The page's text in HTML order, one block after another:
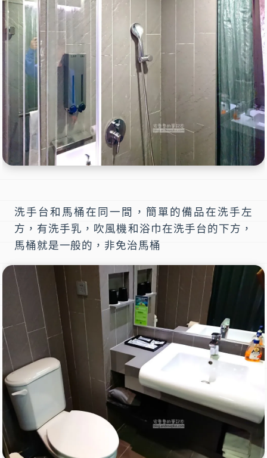
洗手台和馬桶在同一間，簡單的備品在洗手左
方，有洗手乳，吹風機和浴巾在洗手台的下方，
馬桶就是一般的，非免治馬桶